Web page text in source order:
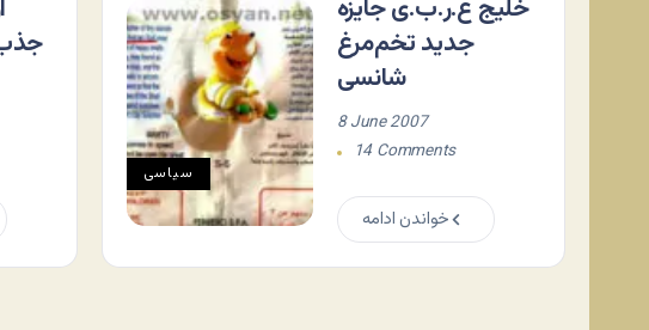
سياسی
خلیج ع.ر.ب.ی جایزه
جدید تخم‌مرغ
شانسی
8 June 2007
14 Comments
خواندن ادامه